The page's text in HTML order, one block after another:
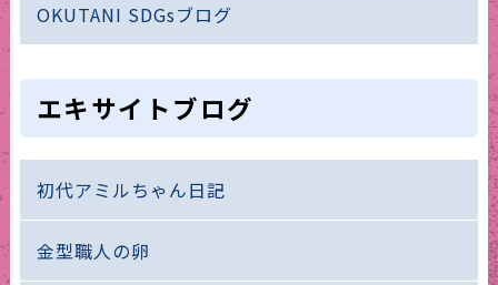
OKUTANI SDGsブログ
エキサイトブログ
初代アミルちゃん日記
金型職人の卵